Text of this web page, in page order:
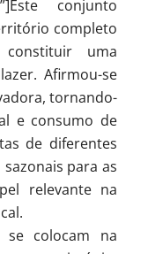
conjunto
completo
uma
Afirmou-se
tornando-
e consumo de
de diferentes
para as
relevante na
se colocam na